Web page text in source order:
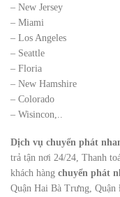
– New Jersey
– Miami
– Los Angeles
– Seattle
– Floria
– New Hamshire
– Colorado
– Wisincon,..
Dịch vụ chuyển phát
trả tận nơi 24/24, Thanh
khách hàng chuyển phát
Quận Hai Bà Trưng, Quận